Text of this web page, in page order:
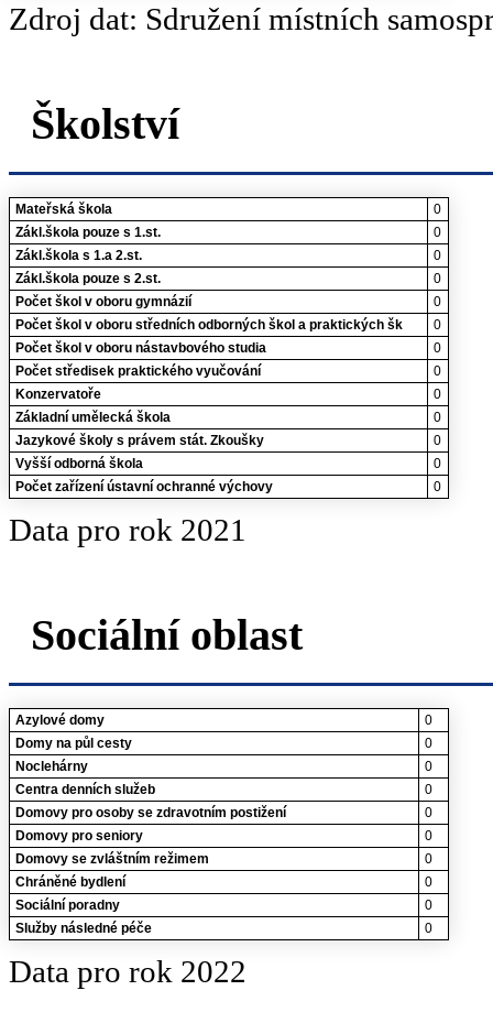
Zdroj dat: Sdružení místních
Školství
Mateřská škola
0
Zákl.škola pouze s 1.st.
0
Zákl.škola s 1.a 2.st.
0
Zákl.škola pouze s 2.st.
0
Počet škol v oboru gymnázií
0
Počet škol v oboru středních odborných škol a praktických šk
0
Počet škol v oboru nástavbového studia
0
Počet středisek praktického vyučování
0
Konzervatoře
0
Základní umělecká škola
0
Jazykové školy s právem stát. Zkoušky
0
Vyšší odborná škola
0
Počet zařízení ústavní ochranné výchovy
0
Data pro rok 2021
Sociální oblast
Azylové domy
0
Domy na půl cesty
0
Noclehárny
0
Centra denních služeb
0
Domovy pro osoby se zdravotním postižení
0
Domovy pro seniory
0
Domovy se zvláštním režimem
0
Chráněné bydlení
0
Sociální poradny
0
Služby následné péče
0
Data pro rok 2022